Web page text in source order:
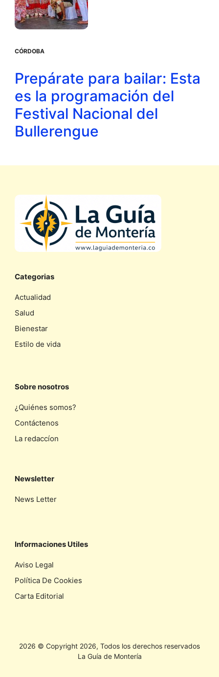
CÓRDOBA
Prepárate para bailar: Esta
es la programación del
Festival Nacional del
Bullerengue
Categorias
Actualidad
Salud
Bienestar
Estilo de vida
Sobre nosotros
¿Quiénes somos?
Contáctenos
La redaccíon
Newsletter
News Letter
Informaciones Utiles
Aviso Legal
Política De Cookies
Carta Editorial
2026 © Copyright 2026, Todos los derechos reservados
La Guía de Montería